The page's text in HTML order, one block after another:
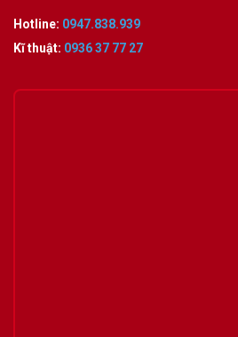
Hotline: 0947.838.939
Kĩ thuật: 0936 37 77 27